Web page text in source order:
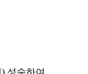
성숙하여